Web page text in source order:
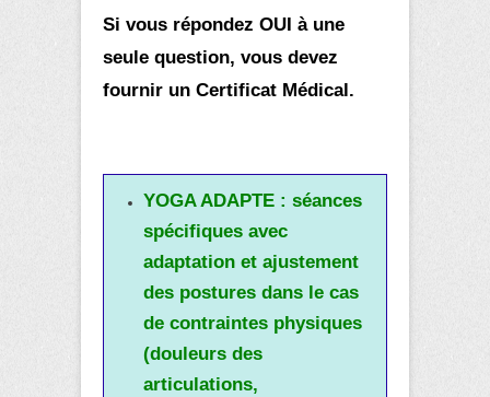
Si vous répondez OUI à une
seule question, vous devez
fournir un Certificat Médical.
YOGA ADAPTE : séances
spécifiques avec
adaptation et ajustement
des postures dans le cas
de contraintes physiques
(douleurs des
articulations,